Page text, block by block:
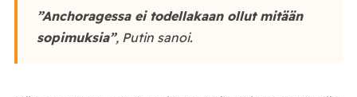
”Anchoragessa ei todellakaan ollut mitään
sopimuksia”, Putin sanoi.